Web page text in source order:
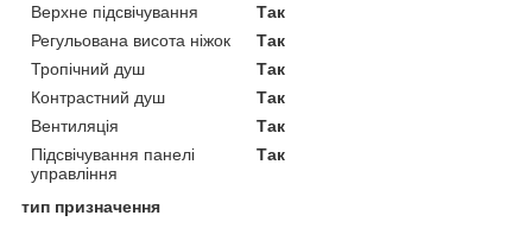
Верхне підсвічування
Так
Регульована висота ніжок
Так
Тропічний душ
Так
Контрастний душ
Так
Вентиляція
Так
Підсвічування панелі
управління
Так
тип призначення